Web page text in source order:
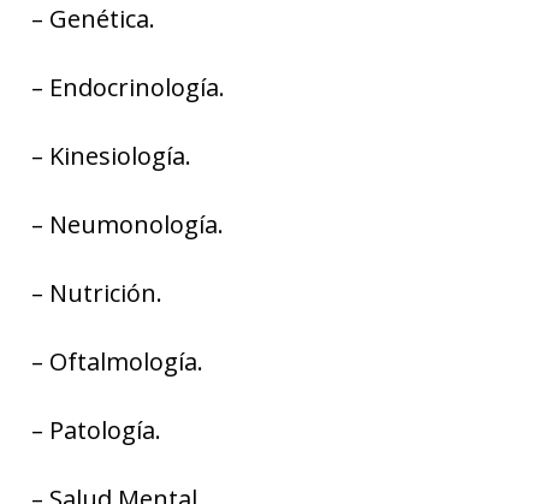
– Genética.
– Endocrinología.
– Kinesiología.
– Neumonología.
– Nutrición.
– Oftalmología.
– Patología.